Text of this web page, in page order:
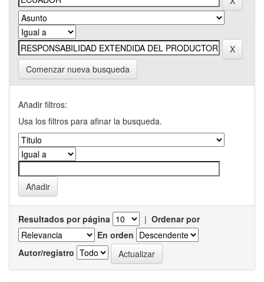
Comenzar nueva busqueda
Añadir filtros:
Usa los filtros para afinar la busqueda.
Resultados por página | Ordenar por
En orden
Autor/registro